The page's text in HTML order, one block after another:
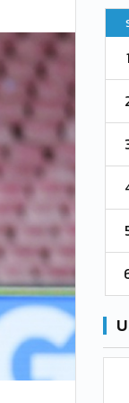
38 76
38 70
38
56
1